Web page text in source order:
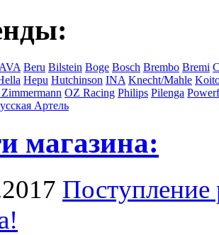
AVA Beru Bilstein Boge Bosch Brembo Bremi
Hepu Hutchinson INA Knecht/Mahle
OZ Racing Philips Pilenga
Артель
магазина:
Поступление